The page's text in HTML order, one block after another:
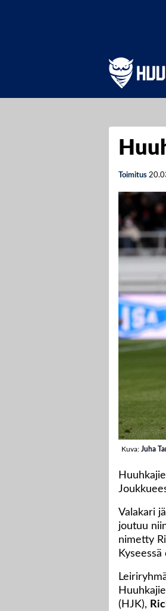
Toimitus
Kuva: Juha
Valakari
joutuu
nimetty
(HJK),